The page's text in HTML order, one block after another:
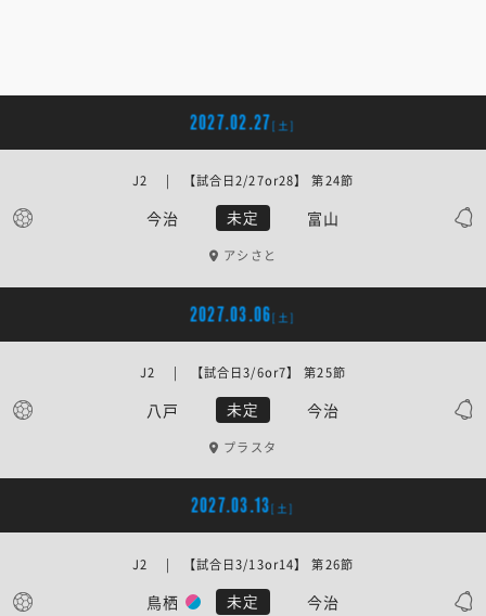
2027.02.27[土]
今治 未定 富山
J2 | 【試合日2/27or28】 第24節
アシさと
2027.03.06[土]
八戸 未定 今治
J2 | 【試合日3/6or7】 第25節
プラスタ
2027.03.13[土]
鳥栖 未定 今治
J2 | 【試合日3/13or14】 第26節